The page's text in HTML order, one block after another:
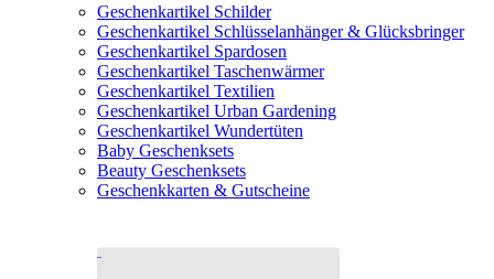
Geschenkartikel Schilder
Geschenkartikel Schlüsselanhänger & Glücksbringer
Geschenkartikel Spardosen
Geschenkartikel Taschenwärmer
Geschenkartikel Textilien
Geschenkartikel Urban Gardening
Geschenkartikel Wundertüten
Baby Geschenksets
Beauty Geschenksets
Geschenkkarten & Gutscheine